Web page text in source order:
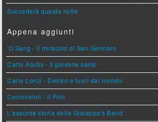
Succederà questa notte
Appena aggiunti
'O Sang - Il miracolo di San Gennaro
Carlo Acutis - Il giovane santo
Carla Lonzi - Dentro e fuori dal mondo
Cocomelon - Il Film
L'assurda storia della Gialappa's Band